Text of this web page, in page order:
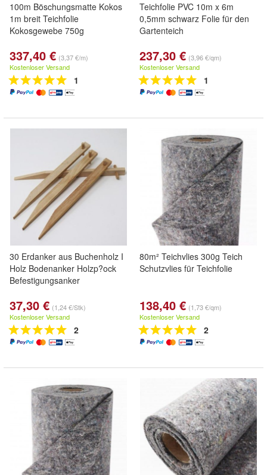
100m Böschungsmatte Kokos
1m breit Teichfolie
Kokosgewebe 750g
337,40 € (3,37 €/m)
Kostenloser Versand
1
Teichfolie PVC 10m x 6m
0,5mm schwarz Folie für den
Gartenteich
237,30 € (3,96 €/qm)
Kostenloser Versand
1
30 Erdanker aus Buchenholz I
Holz Bodenanker Holzp?ock
Befestigungsanker
37,30 € (1,24 €/Stk)
Kostenloser Versand
2
80m² Teichvlies 300g Teich
Schutzvlies für Teichfolie
138,40 € (1,73 €/qm)
Kostenloser Versand
2